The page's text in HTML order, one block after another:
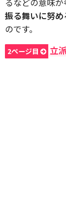
振る舞いに努
のです。
2ページ目 立